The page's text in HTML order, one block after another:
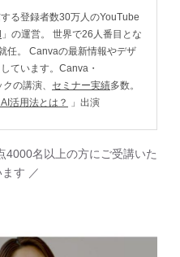
る登録者数30万人のYouTube
」の運営。 世界で26人番目とな
任。 Canvaの最新情報やデザ
ています。Canva・
の講演、 セミナー実績多数。
活用法とは？ 」出演
4000名以上の方にご受講いた
す ／